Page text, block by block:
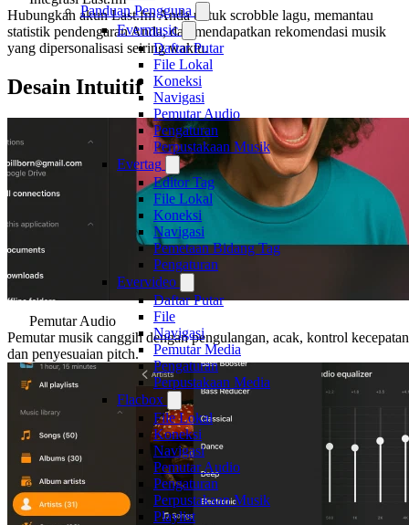
Panduan Pengguna
Evermusic
Daftar Putar
File Lokal
Koneksi
Navigasi
Pemutar Audio
Pengaturan
Perpustakaan Musik
Evertag
Editor Tag
File Lokal
Koneksi
Navigasi
Pemetaan Bidang Tag
Pengaturan
Evervideo
Daftar Putar
File
Navigasi
Pemutar Media
Pengaturan
Perpustakaan Media
Flacbox
File Lokal
Koneksi
Navigasi
Pemutar Audio
Pengaturan
Perpustakaan Musik
Playlist
Hubungkan akun Last.fm Anda untuk scrobble lagu, memantau
statistik pendengaran Anda, dan mendapatkan rekomendasi musik
yang dipersonalisasi seiring waktu.
Desain Intuitif
Pemutar Audio
Pemutar musik canggih dengan pengulangan, acak, kontrol
dan penyesuaian pitch.